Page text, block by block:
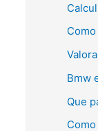
Bmw
Que